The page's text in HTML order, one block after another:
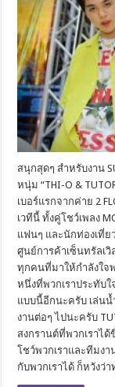
สนุกสุดๆ สำหรับงาน
หนุ่ม “THI-O &
เบอร์แรกจากค่าย 2
เวทีนี้ ทั้งคู่โชว์เพลง
แฟนๆ และนักท่องเที่
ศูนย์การค้าเซ็นทรัลเ
ทุกคนที่มาให้กำลังใจพ
หนึ่งที่พวกเราประทับ
แบบนี้อีกนะครับ เล่น
งานต่อๆ ไปนะครับ
สงกรานต์ที่พวกเราไ
โชว์พวกเราและทีมง
กับพวกเราได้ ก็หวังว่